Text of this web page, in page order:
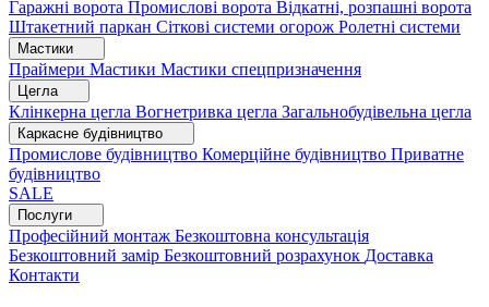
Гаражні ворота Промислові ворота Відкатні, розпашні ворота
Штакетний паркан Сіткові системи огорож Ролетні системи
Мастики
Праймери Мастики Мастики спецпризначення
Цегла
Клінкерна цегла Вогнетривка цегла Загальнобудівельна цегла
Каркасне будівництво
Промислове будівництво Комерційне будівництво Приватне
будівництво
SALE
Послуги
Професійний монтаж Безкоштовна консультація
Безкоштовний замір Безкоштовний розрахунок Доставка
Контакти